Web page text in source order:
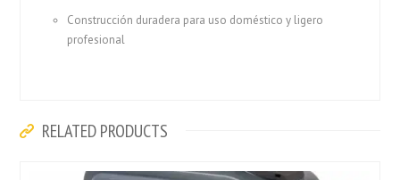
Construcción duradera para uso doméstico y ligero
profesional
RELATED PRODUCTS